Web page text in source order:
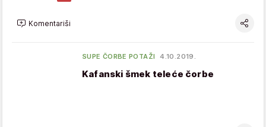
Komentariši
SUPE ČORBE POTAŽI 4.10.2019.
Kafanski šmek teleće čorbe